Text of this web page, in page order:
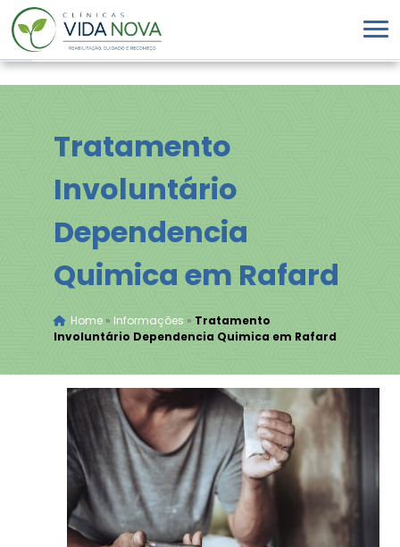
Tratamento
Involuntário
Dependencia
Quimica em Rafard
Home» Informações » Tratamento
Involuntário Dependencia Quimica em Rafard